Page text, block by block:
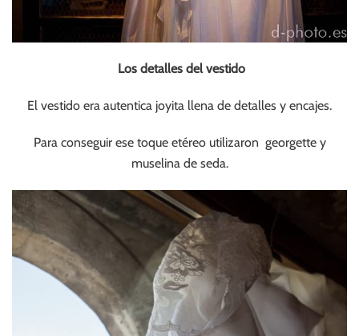
Los detalles del vestido
El vestido era autentica joyita llena de detalles y encajes.
Para conseguir ese toque etéreo utilizaron georgette y
muselina de seda.